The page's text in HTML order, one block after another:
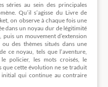
séries au sein des principales
Qu’il s’agisse du Livre de
on observe à chaque fois une
dans un noyau dur de légitimité
un mouvement d’extension
des thèmes situés dans une
ce noyau, tels que l’aventure,
le policier, les mots croisés, le
que cette évolution ne se traduit
qui continue au contraire